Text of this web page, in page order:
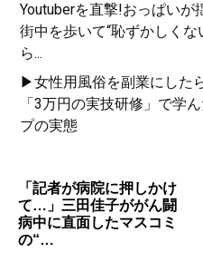
Youtuberを直撃!おっぱいが
街中を歩いて“恥ずかしくな
ら...
▶女性用風俗を副業にした
「3万円の実技研修」で学
プの実態
「記者が病院に押しかけ
て…」三田佳子ががん闘
病中に直面したマスコミ
の“…